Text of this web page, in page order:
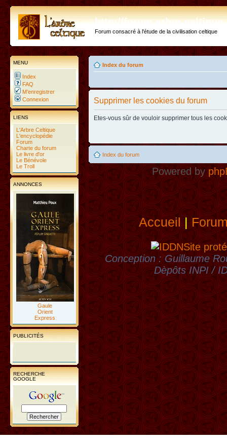
http://forum.arbre-
Forum consacré à l'étude de la civilisation celtique
MENU
Index
FAQ
M’enregistrer
Connexion
LIENS
L'Arbre Celtique
L'encyclopédie
Forum
Charte du forum
Le livre d'or
Le Bénévole
Le Troll
ANNONCES
Gaule
Orient
Express
PUBLICITÉS
RECHERCHE
GOOGLE
Index du forum
Supprimer les cookies du forum
Etes-vous sûr de vouloir supprimer tous les
Index du forum
Powered by
Accueil|
Site
Conception : Guillaume
Dèpôts INPI /